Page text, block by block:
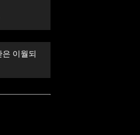
이월되